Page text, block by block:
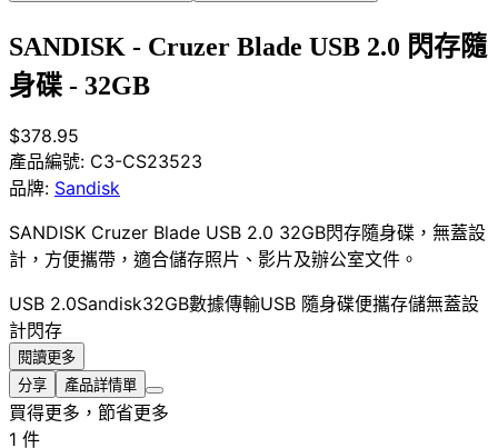
SANDISK - Cruzer Blade USB 2.0 閃存隨
身碟 - 32GB
$378.95
產品編號: C3-CS23523
品牌: Sandisk
SANDISK Cruzer Blade USB 2.0 32GB閃存隨身碟，無蓋設
計，方便攜帶，適合儲存照片、影片及辦公室文件。
USB 2.0Sandisk32GB數據傳輸USB 隨身碟便攜存儲無蓋設
計閃存
閱讀更多
分享
產品詳情單
買得更多，節省更多
1 件